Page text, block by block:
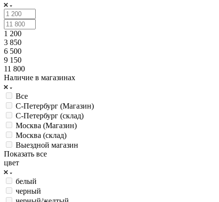
1 200
3 850
6 500
9 150
11 800
Наличие в магазинах
Все
С-Петербург (Магазин)
С-Петербург (склад)
Москва (Магазин)
Москва (склад)
Выездной магазин
Показать все
цвет
белый
черный